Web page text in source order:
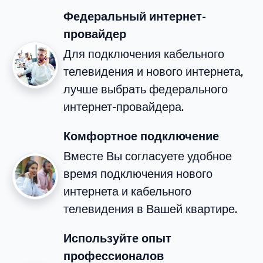
Федеральный интернет-
провайдер
Для подключения кабельного
телевидения и нового интернета,
лучше выбрать федерального
интернет-провайдера.
Комфортное подключение
Вместе Вы согласуете удобное
время подключения нового
интернета и кабельного
телевидения в Вашей квартире.
Используйте опыт
профессионалов